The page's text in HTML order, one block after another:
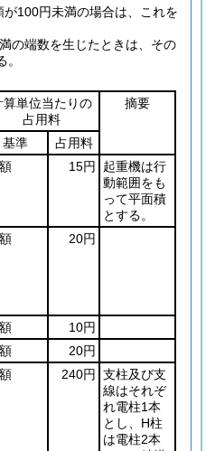
100円未満の場合は、これを
の端数を生じたときは、その
算単位当たりの
占用料
摘要
基準
占用料
15円
起重機は行
動範囲をも
って平面積
とする。
20円
10円
20円
240円
支柱及び支
線はそれぞ
れ電柱1本
とし、H柱
は電柱2本